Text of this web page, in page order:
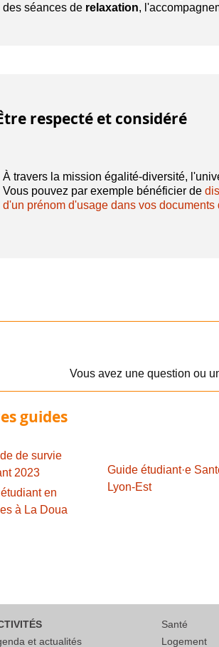
des séances de relaxation,
respecté et considéré
À travers la mission égalité-diversité,
Vous pouvez par exemple bénéficier de
d'un prénom d'usage dans vos documents
Vous avez une question ou
guides
en
à La Doua
Guide étudiant·e
Lyon-Est
et actualités
Santé
Logement